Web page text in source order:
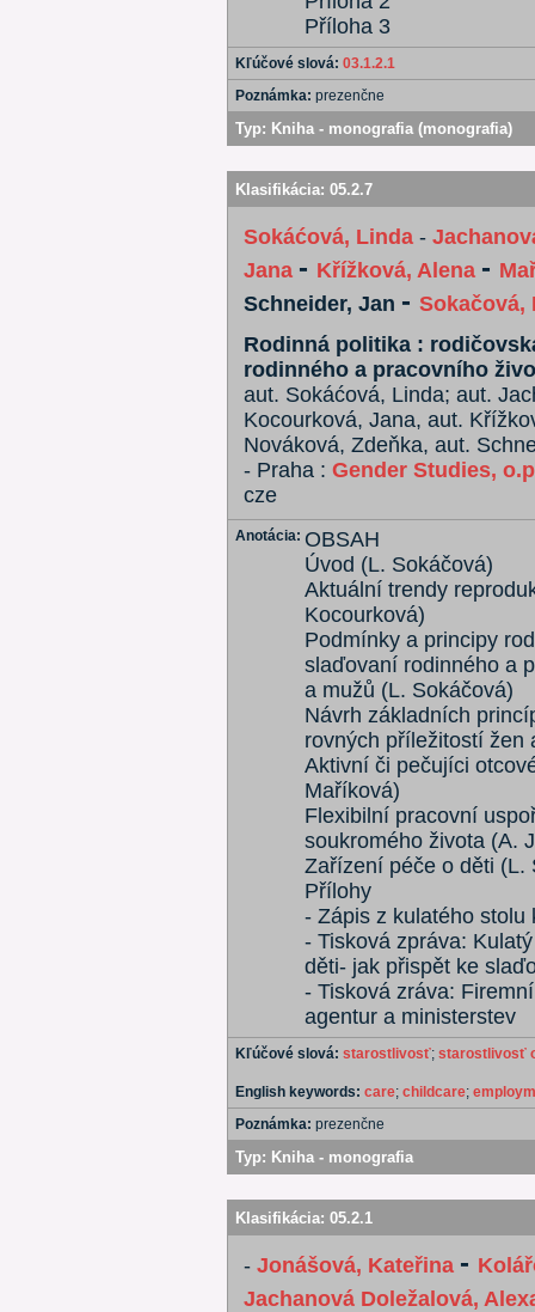
Příloha 3
Kľúčové slová: 03.1.2.1
Poznámka: prezenčne
Typ: Kniha - monografia (monografia)
Klasifikácia: 05.2.7
Sokáćová, Linda -
Jana - Křížková, Alena -
Schneider, Jan - Sokačová,
Rodinná politika :
rodinného a pracovního
aut. Sokáćová, Linda; aut.
Kocourková, Jana, aut.
Nováková, Zdeňka, aut.
- Praha : Gender Studies,
cze
Anotácia: OBSAH
Úvod (L. Sokáčová)
Aktuální trendy
Kocourková)
Podmínky a principy
slaďovaní rodinného a
a mužů (L. Sokáčová)
Návrh základních
rovných příležitostí žen
Aktivní či pečujíci
Maříková)
Flexibilní pracovní
soukromého života (A.
Zařízení péče o děti (L.
Přílohy
- Zápis z kulatého
- Tisková zpráva:
děti- jak přispět ke
- Tisková zráva:
agentur a ministerstev
Kľúčové slová: starostlivosť; starostlivosť
English keywords: care; childcare;
Poznámka: prezenčne
Typ: Kniha - monografia
Klasifikácia: 05.2.1
- Jonášová, Kateřina -
Jachanová Doležalová,